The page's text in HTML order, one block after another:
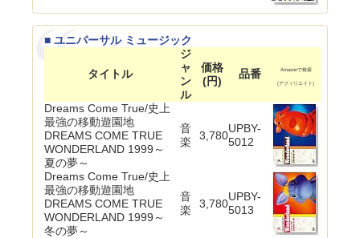
■ ユニバーサル ミュージック
タイトル
ジ
ャ
ン
ル
価格
(円)
品番 Amazonで検索
(アフィリエイト)
Dreams Come True/史上
最強の移動遊園地
DREAMS COME TRUE
WONDERLAND 1999～
夏の夢～
音
楽
3,780
UPBY-
5012
Dreams Come True/史上
最強の移動遊園地
DREAMS COME TRUE
WONDERLAND 1999～
冬の夢～
音
楽
3,780
UPBY-
5013